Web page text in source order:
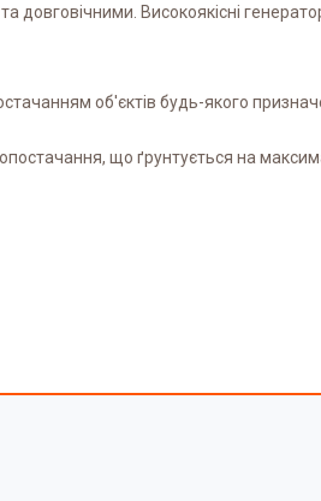
довговічними. Високоякісні
об'єктів будь-якого
що ґрунтується на